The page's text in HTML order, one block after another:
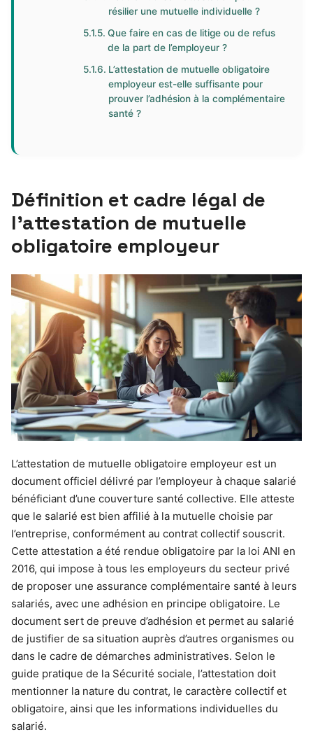
résilier une mutuelle individuelle ?
Que faire en cas de litige ou de refus
de la part de l’employeur ?
L’attestation de mutuelle obligatoire
employeur est-elle suffisante pour
prouver l’adhésion à la complémentaire
santé ?
Définition et cadre légal de
l’attestation de mutuelle
obligatoire employeur
L’attestation de mutuelle obligatoire employeur est un
document officiel délivré par l’employeur à chaque salarié
bénéficiant d’une couverture santé collective. Elle atteste
que le salarié est bien affilié à la mutuelle choisie par
l’entreprise, conformément au contrat collectif souscrit.
Cette attestation a été rendue obligatoire par la loi ANI en
2016, qui impose à tous les employeurs du secteur privé
de proposer une assurance complémentaire santé à leurs
salariés, avec une adhésion en principe obligatoire. Le
document sert de preuve d’adhésion et permet au salarié
de justifier de sa situation auprès d’autres organismes ou
dans le cadre de démarches administratives. Selon le
guide pratique de la Sécurité sociale, l’attestation doit
mentionner la nature du contrat, le caractère collectif et
obligatoire, ainsi que les informations individuelles du
salarié.